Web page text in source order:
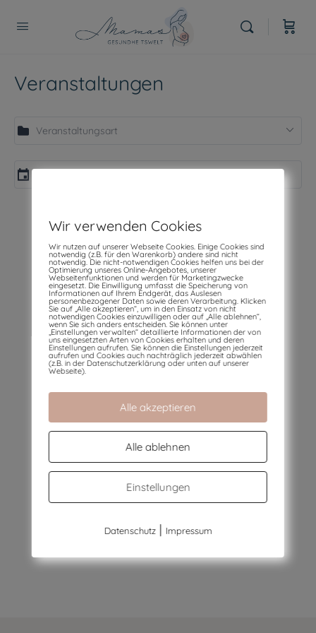
Veranstaltungen
Es gibt keinen Eintrag…
Wir verwenden Cookies
Wir nutzen auf unserer Webseite Cookies. Einige Cookies sind
notwendig (z.B. für den Warenkorb) andere sind nicht
notwendig. Die nicht-notwendigen Cookies helfen uns bei der
Optimierung unseres Online-Angebotes, unserer
Webseitenfunktionen und werden für Marketingzwecke
eingesetzt. Die Einwilligung umfasst die Speicherung von
Informationen auf Ihrem Endgerät, das Auslesen
personenbezogener Daten sowie deren Verarbeitung. Klicken
Sie auf „Alle akzeptieren“, um in den Einsatz von nicht
notwendigen Cookies einzuwilligen oder auf „Alle ablehnen“,
wenn Sie sich anders entscheiden. Sie können unter
„Einstellungen verwalten“ detaillierte Informationen der von
uns eingesetzten Arten von Cookies erhalten und deren
Einstellungen aufrufen. Sie können die Einstellungen jederzeit
aufrufen und Cookies auch nachträglich jederzeit abwählen
(z.B. in der Datenschutzerklärung oder unten auf unserer
Webseite).
Alle akzeptieren
Alle ablehnen
Einstellungen
Datenschutz| Impressum